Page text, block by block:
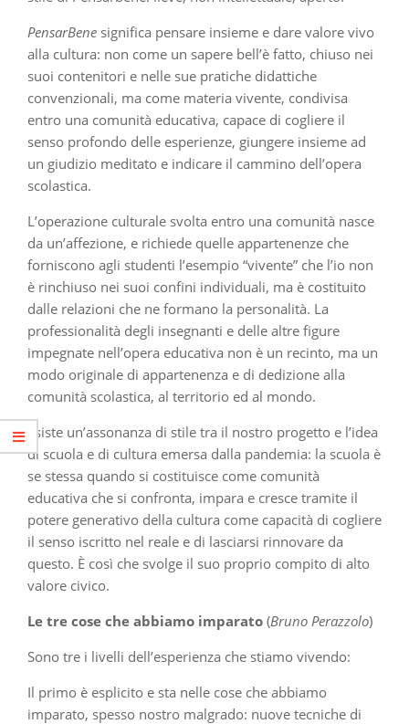
PensarBene significa pensare insieme e dare valore vivo
alla cultura: non come un sapere bell’è fatto, chiuso nei
suoi contenitori e nelle sue pratiche didattiche
convenzionali, ma come materia vivente, condivisa
entro una comunità educativa, capace di cogliere il
senso profondo delle esperienze, giungere insieme ad
un giudizio meditato e indicare il cammino dell’opera
scolastica.
L’operazione culturale svolta entro una comunità nasce
da un’affezione, e richiede quelle appartenenze che
forniscono agli studenti l’esempio “vivente” che l’io non
è rinchiuso nei suoi confini individuali, ma è costituito
dalle relazioni che ne formano la personalità. La
professionalità degli insegnanti e delle altre figure
impegnate nell’opera educativa non è un recinto, ma un
modo originale di appartenenza e di dedizione alla
comunità scolastica, al territorio ed al mondo.
Esiste un’assonanza di stile tra il nostro progetto e l’idea
di scuola e di cultura emersa dalla pandemia: la scuola è
se stessa quando si costituisce come comunità
educativa che si confronta, impara e cresce tramite il
potere generativo della cultura come capacità di cogliere
il senso iscritto nel reale e di lasciarsi rinnovare da
questo. È così che svolge il suo proprio compito di alto
valore civico.
Le tre cose che abbiamo imparato (Bruno Perazzolo)
Sono tre i livelli dell’esperienza che stiamo vivendo:
Il primo è esplicito e sta nelle cose che abbiamo
imparato, spesso nostro malgrado: nuove tecniche di